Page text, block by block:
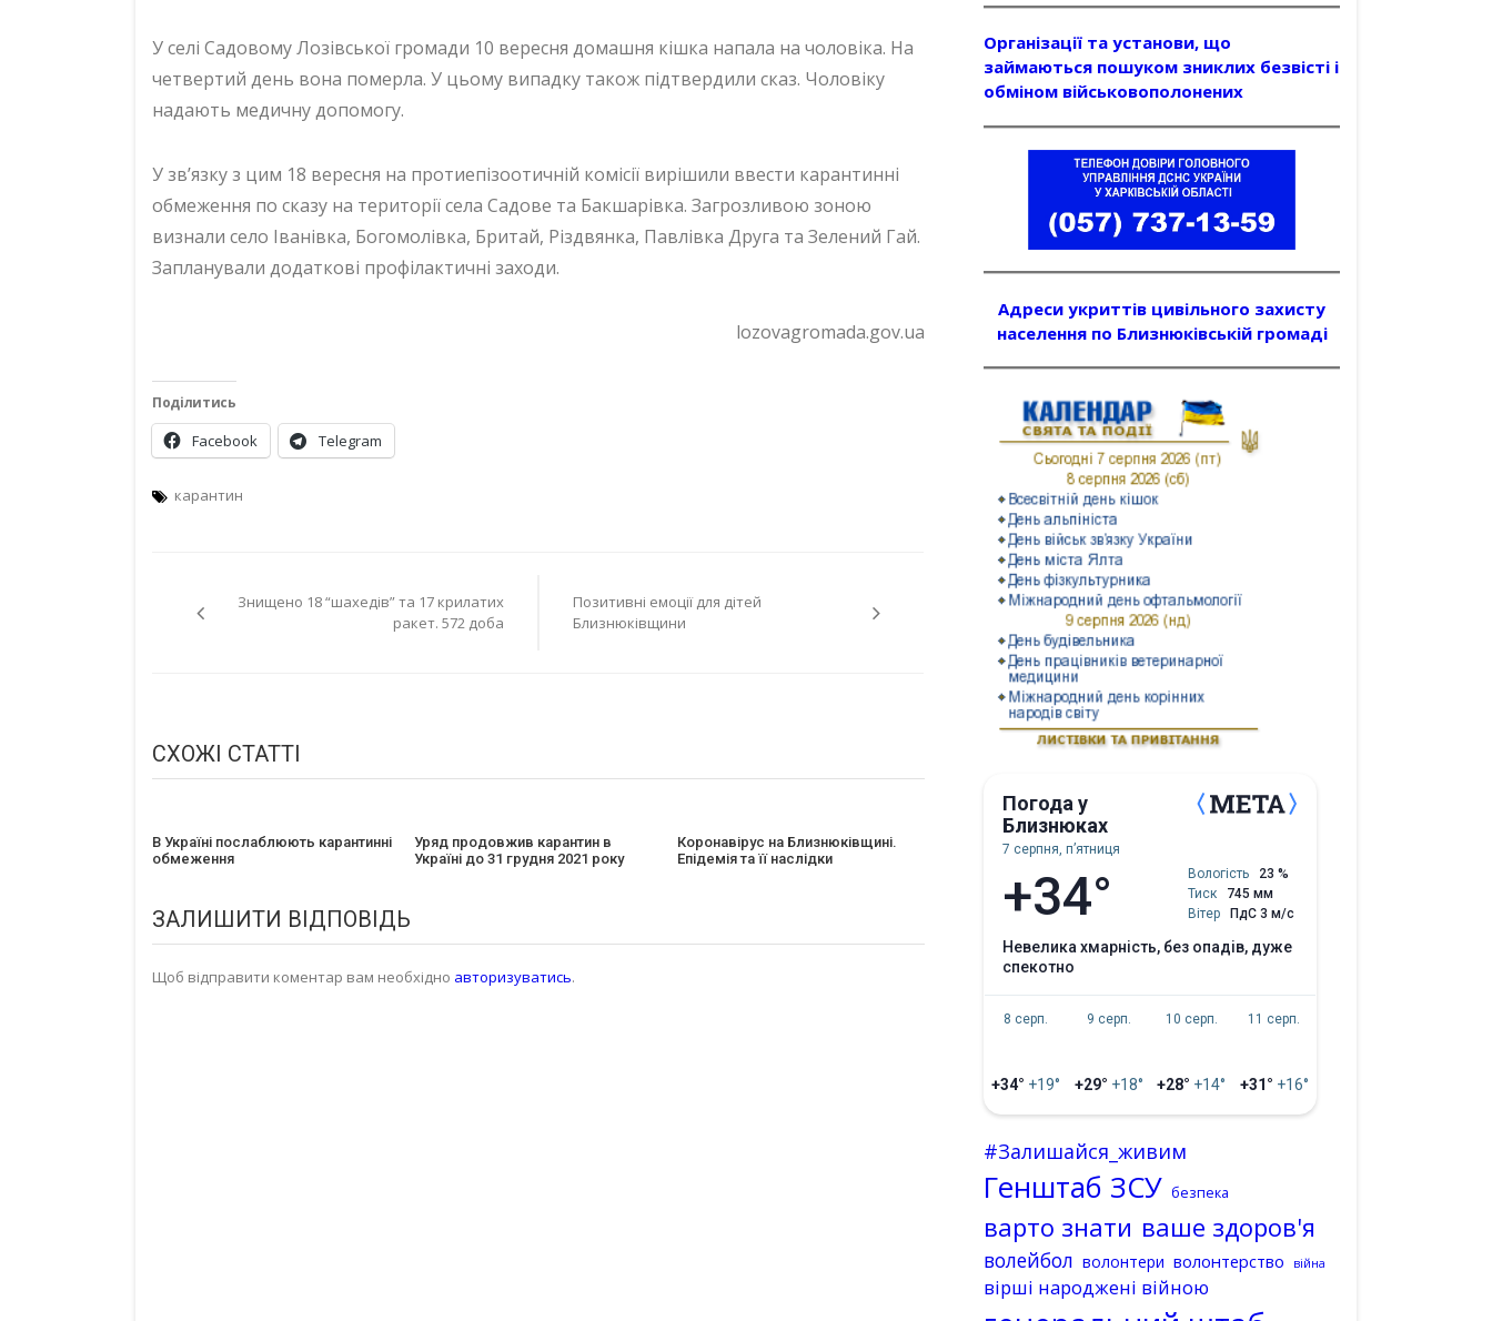
У селі Садовому Лозівської громади 10 вересня домашня кішка напала на чоловіка. На
четвертий день вона померла. У цьому випадку також підтвердили сказ. Чоловіку
надають медичну допомогу.
У зв’язку з цим 18 вересня на протиепізоотичній комісії вирішили ввести карантинні
обмеження по сказу на території села Садове та Бакшарівка. Загрозливою зоною
визнали село Іванівка, Богомолівка, Бритай, Різдвянка, Павлівка Друга та Зелений Гай.
Запланували додаткові профілактичні заходи.
lozovagromada.gov.ua
Поділитись
Facebook Telegram
карантин
записів
Знищено 18 “шахедів” та 17 крилатих
ракет. 572 доба
Позитивні емоції для дітей
Близнюківщини
СХОЖІ СТАТТІ
В Україні послаблюють карантинні
обмеження
Уряд продовжив карантин в
Україні до 31 грудня 2021 року
Коронавірус на Близнюківщині.
Епідемія та її наслідки
ЗАЛИШИТИ ВІДПОВІДЬ
Щоб відправити коментар вам необхідно авторизуватись.
Організації та установи, що
займаються пошуком зниклих безвісті і
обміном військовополонених
Адреси укриттів цивільного захисту
населення по Близнюківській громаді
Погода у
Близнюках
7 серпня, пʼятниця
+34° Вологість
23 %
Тиск
745 мм
Вітер
ПдС 3 м/с
невелика хмарність, без опадів, дуже
спекотно
8 серп.
+34° +19°
9 серп.
+29° +18°
10 серп.
+28° +14°
11 серп.
+31° +16°
#Залишайся_живим
Генштаб ЗСУ безпека
варто знати ваше здоров'я
волейбол волонтери волонтерство війна
вірші народжені війною